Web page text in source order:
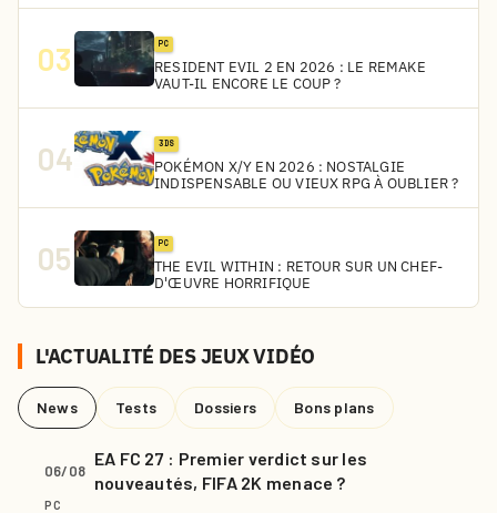
03 PC
RESIDENT EVIL 2 EN 2026 : LE REMAKE
VAUT-IL ENCORE LE COUP ?
04 3DS
POKÉMON X/Y EN 2026 : NOSTALGIE
INDISPENSABLE OU VIEUX RPG À OUBLIER ?
05 PC
THE EVIL WITHIN : RETOUR SUR UN CHEF-
D'ŒUVRE HORRIFIQUE
L'ACTUALITÉ DES JEUX VIDÉO
News Tests Dossiers Bons plans
06/08
EA FC 27 : Premier verdict sur les
nouveautés, FIFA 2K menace ?
PC